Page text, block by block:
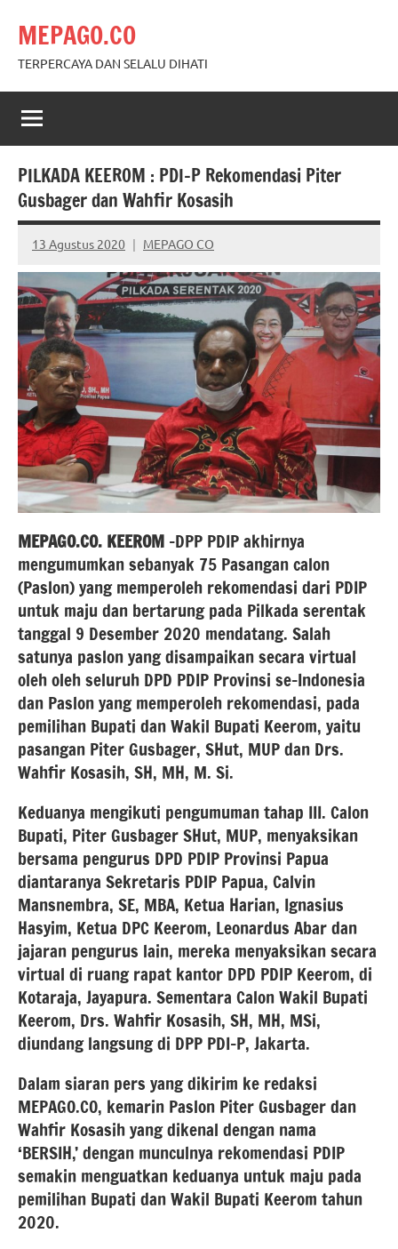
content
MEPAGO.CO
TERPERCAYA DAN SELALU DIHATI
PILKADA KEEROM : PDI-P Rekomendasi Piter
Gusbager dan Wahfir Kosasih
13 Agustus 2020 MEPAGO CO
No
comments
MEPAGO.CO. KEEROM –DPP PDIP akhirnya
mengumumkan sebanyak 75 Pasangan calon
(Paslon) yang memperoleh rekomendasi dari PDIP
untuk maju dan bertarung pada Pilkada serentak
tanggal 9 Desember 2020 mendatang. Salah
satunya paslon yang disampaikan secara virtual
oleh oleh seluruh DPD PDIP Provinsi se-Indonesia
dan Paslon yang memperoleh rekomendasi, pada
pemilihan Bupati dan Wakil Bupati Keerom, yaitu
pasangan Piter Gusbager, SHut, MUP dan Drs.
Wahfir Kosasih, SH, MH, M. Si.
Keduanya mengikuti pengumuman tahap III. Calon
Bupati, Piter Gusbager SHut, MUP, menyaksikan
bersama pengurus DPD PDIP Provinsi Papua
diantaranya Sekretaris PDIP Papua, Calvin
Mansnembra, SE, MBA, Ketua Harian, Ignasius
Hasyim, Ketua DPC Keerom, Leonardus Abar dan
jajaran pengurus lain, mereka menyaksikan secara
virtual di ruang rapat kantor DPD PDIP Keerom, di
Kotaraja, Jayapura. Sementara Calon Wakil Bupati
Keerom, Drs. Wahfir Kosasih, SH, MH, MSi,
diundang langsung di DPP PDI-P, Jakarta.
Dalam siaran pers yang dikirim ke redaksi
MEPAGO.CO, kemarin Paslon Piter Gusbager dan
Wahfir Kosasih yang dikenal dengan nama
‘BERSIH,’ dengan munculnya rekomendasi PDIP
semakin menguatkan keduanya untuk maju pada
pemilihan Bupati dan Wakil Bupati Keerom tahun
2020.